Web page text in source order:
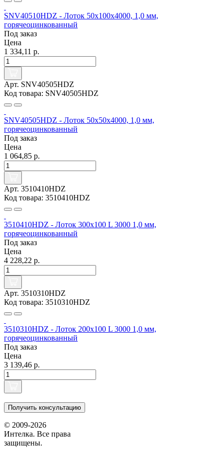
SNV40510HDZ - Лоток 50x100х4000, 1,0 мм,
горячеоцинкованный
Под заказ
Цена
1 334,11 р.
Арт. SNV40505HDZ
Код товара: SNV40505HDZ
SNV40505HDZ - Лоток 50x50х4000, 1,0 мм,
горячеоцинкованный
Под заказ
Цена
1 064,85 р.
Арт. 3510410HDZ
Код товара: 3510410HDZ
3510410HDZ - Лоток 300х100 L 3000 1,0 мм,
горячеоцинкованный
Под заказ
Цена
4 228,22 р.
Арт. 3510310HDZ
Код товара: 3510310HDZ
3510310HDZ - Лоток 200х100 L 3000 1,0 мм,
горячеоцинкованный
Под заказ
Цена
3 139,46 р.
Получить консультацию
© 2009-2026
Интелка. Все права
защищены.